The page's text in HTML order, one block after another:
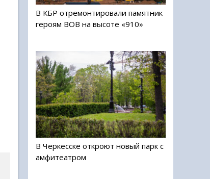
В КБР отремонтировали памятник
героям ВОВ на высоте «910»
В Черкесске откроют новый парк с
амфитеатром